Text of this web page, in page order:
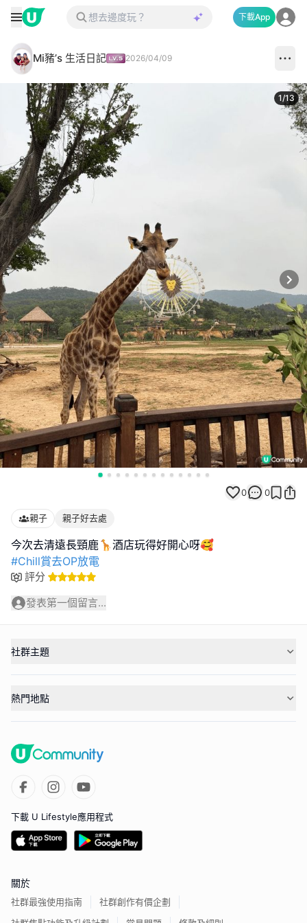
下載App
Mi豬’s 生活日記 2026/04/09
1/13
0 0
親子 親子好去處
#Chill賞去OP放電
評分
發表第一個留言...
社群主題
熱門地點
下載 U Lifestyle應用程式
關於
社群最強使用指南
社群創作有價企劃